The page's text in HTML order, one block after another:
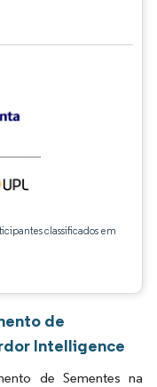
classificados em
de
Intelligence
de Sementes na